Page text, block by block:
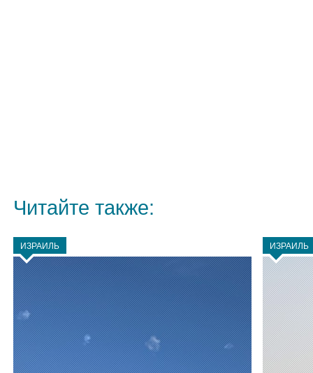
Читайте также:
ИЗРАИЛЬ ИЗРАИЛЬ